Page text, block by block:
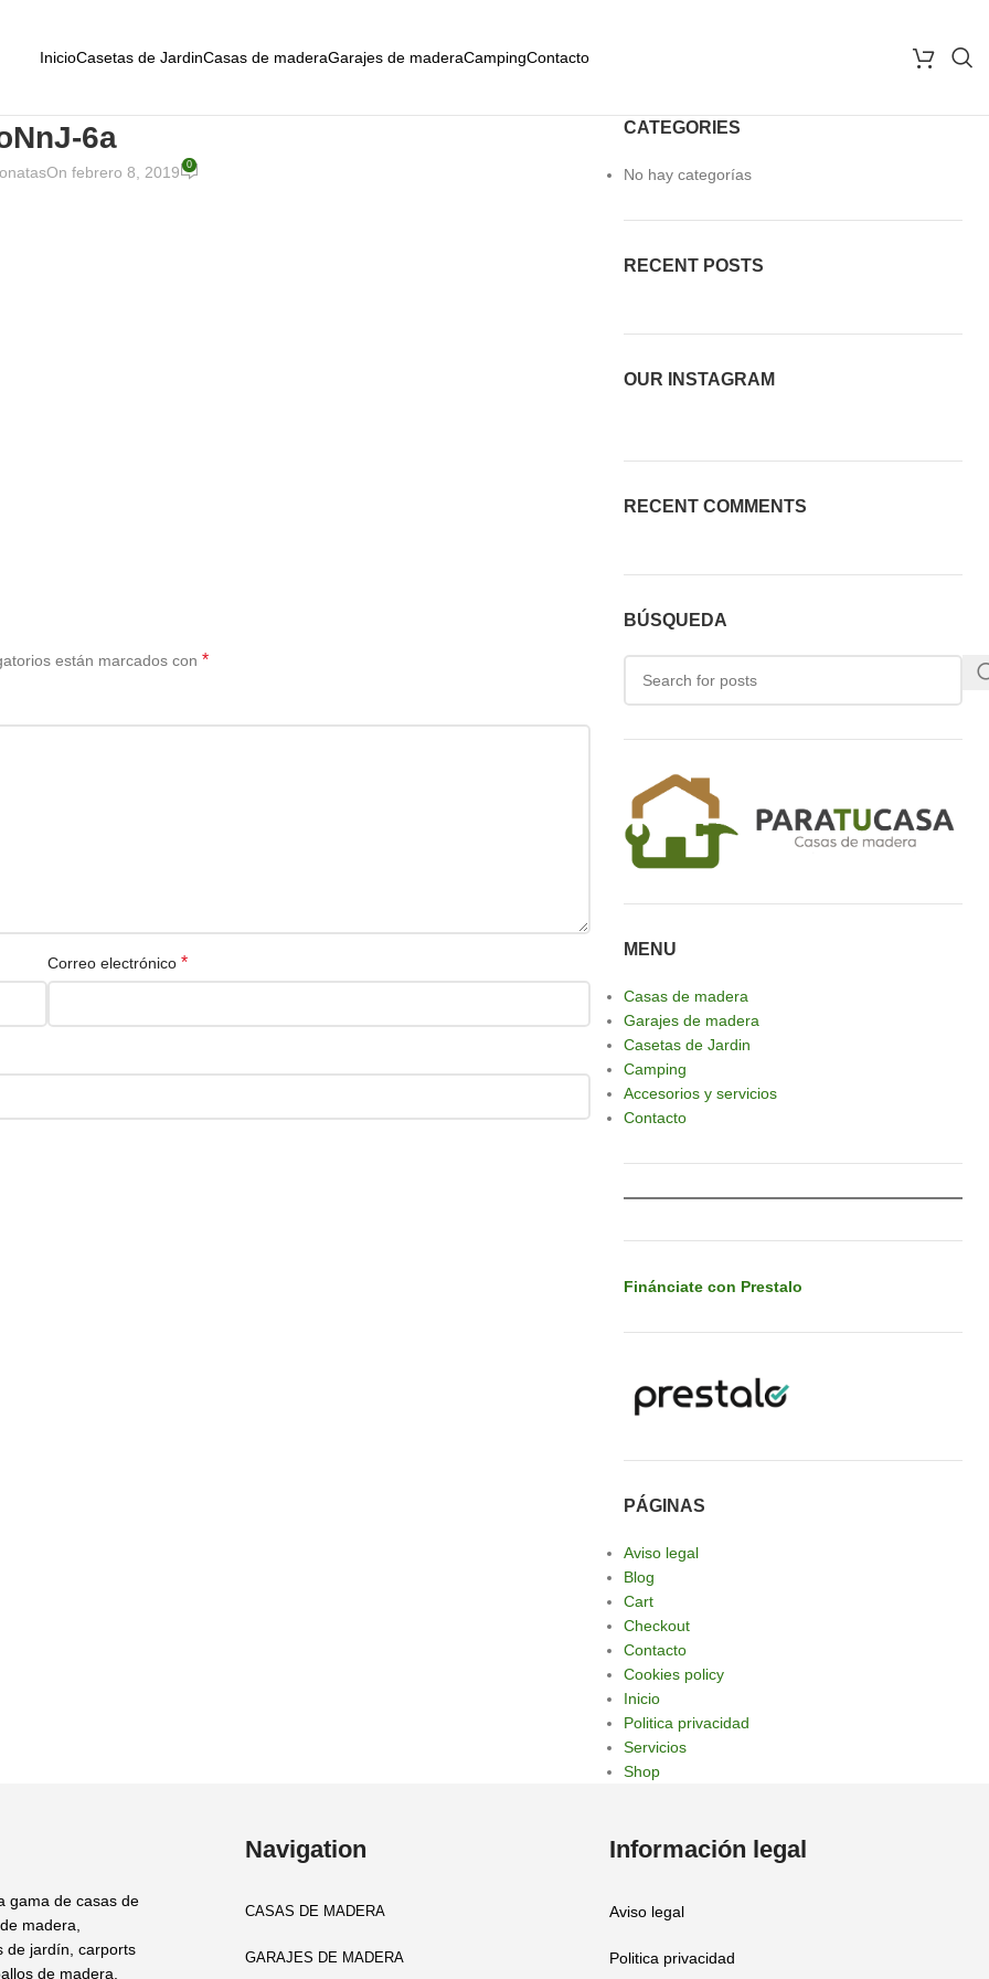
InicioCasetas de JardinCasas de maderaGarajes de maderaCampingContacto
6a
On febrero 8, 2019 0
están marcados con *
Correo electrónico*
CATEGORIES
No hay categorías
RECENT POSTS
OUR INSTAGRAM
RECENT COMMENTS
BÚSQUEDA
MENU
Casas de madera
Garajes de madera
Casetas de Jardin
Camping
Accesorios y servicios
Contacto
Finánciate con Prestalo
PÁGINAS
Aviso legal
Blog
Cart
Checkout
Contacto
Cookies policy
Inicio
Politica privacidad
Servicios
Shop
gama de casas de
madera,
de jardín, carports
de madera,
Navigation
CASAS DE MADERA
GARAJES DE MADERA
Información legal
Aviso legal
Politica privacidad